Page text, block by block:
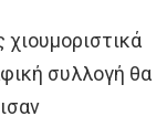
συλλογή θα